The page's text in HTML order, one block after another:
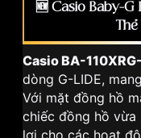
🆕 Casio Baby-G
Casio BA-
dòng G-LIDE,
Với mặt đồng hồ
chiếc đồng hồ